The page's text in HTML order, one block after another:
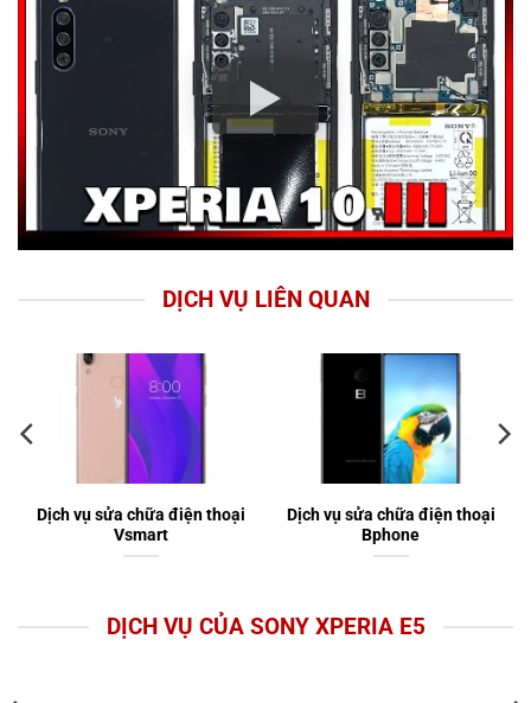
DỊCH VỤ LIÊN QUAN
Dịch vụ sửa chữa điện thoại
Vsmart
Dịch vụ sửa chữa điện thoại
Bphone
DỊCH VỤ CỦA SONY XPERIA E5